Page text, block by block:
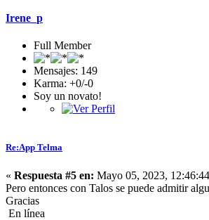
Irene_p
Full Member
Mensajes: 149
Karma: +0/-0
Soy un novato!
Re:App Telma
« Respuesta #5 en: Mayo 05, 2023,
Pero entonces con Talos se puede admitir
Gracias
En línea